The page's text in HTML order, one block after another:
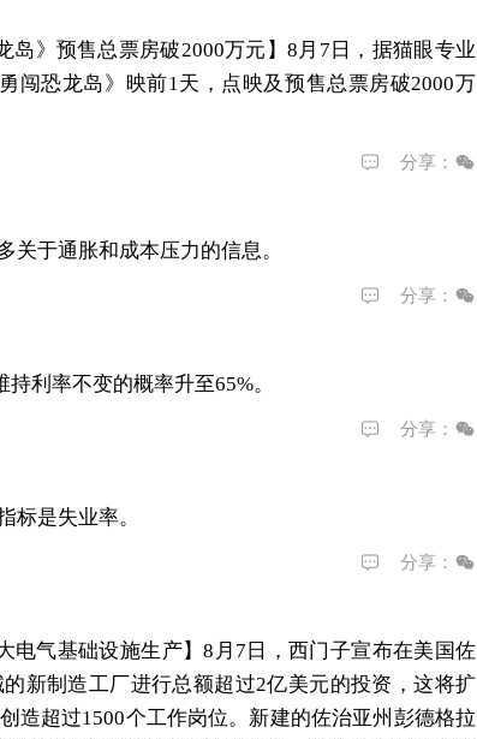
岛》预售总票房破2000万元】8月7日，据猫眼专业
闯恐龙岛》映前1天，点映及预售总票房破2000万
分享：
关于通胀和成本压力的信息。
分享：
利率不变的概率升至65%。
分享：
标是失业率。
分享：
电气基础设施生产】8月7日，西门子宣布在美国佐
新制造工厂进行总额超过2亿美元的投资，这将扩
造超过1500个工作岗位。新建的佐治亚州彭德格拉